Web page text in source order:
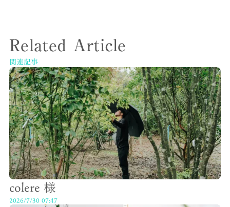
Related Article
関連記事
colere 様
2026/7/30 07:47